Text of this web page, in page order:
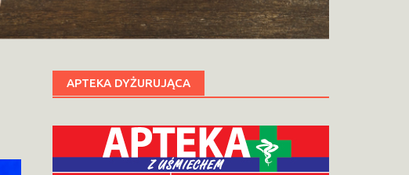
APTEKA DYŻURUJĄCA